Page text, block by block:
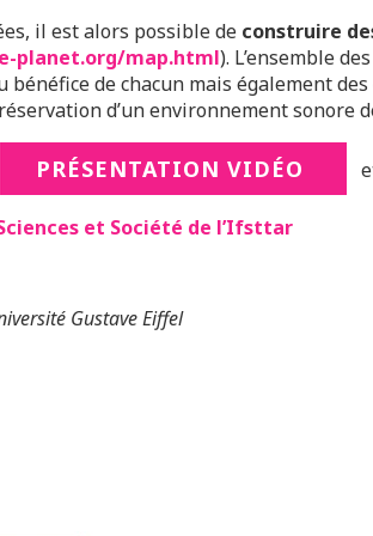
il est alors possible de construire
planet.org/map.html). L’ensemble
de chacun mais également
d’un environnement sonore
PRÉSENTATION VIDÉO
et Société de l’Ifsttar
Gustave Eiffel